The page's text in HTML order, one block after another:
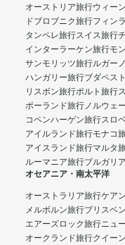
オーストリア旅行ウィー
ドブロブニク旅行フィン
タンペレ旅行スイス旅行
インターラーケン旅行モ
サンモリッツ旅行ルガー
ハンガリー旅行ブダペス
リスボン旅行ポルト旅行
ポーランド旅行ノルウェ
コペンハーゲン旅行スロ
アイルランド旅行モナコ
アイスランド旅行マルタ
ルーマニア旅行ブルガリ
オセアニア・南太平洋
オーストラリア旅行ケア
メルボルン旅行ブリスベ
エアーズロック旅行ニュ
オークランド旅行クイー